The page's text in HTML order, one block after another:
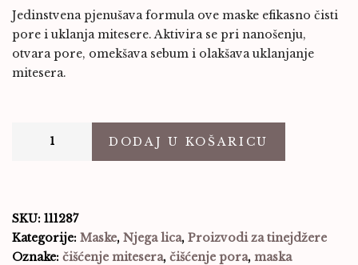
Jedinstvena pjenušava formula ove maske efikasno čisti
pore i uklanja mitesere. Aktivira se pri nanošenju,
otvara pore, omekšava sebum i olakšava uklanjanje
mitesera.
DODAJ U KOŠARICU
SKU: 111287
Kategorije: Maske, Njega lica, Proizvodi za tinejdžere
Oznake: čišćenje mitesera, čišćenje pora, maska